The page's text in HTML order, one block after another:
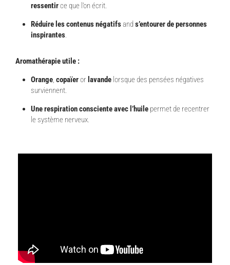
ressentirce que l’on écrit.
Réduire les contenus négatifsand s’entourer de personnes
inspirantes.
Aromathérapie utile :
Orange, copaïeror lavande lorsque des pensées négatives
surviennent.
Une respiration consciente avec l’huile permet de recentrer
le système nerveux.